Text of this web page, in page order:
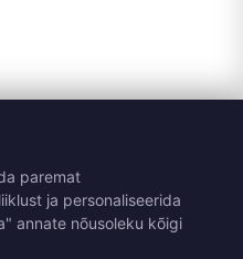
paremat
ja personaliseerida
annate nõusoleku kõigi